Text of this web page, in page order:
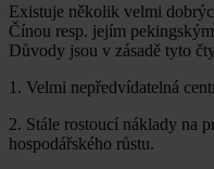
Existuje několik velmi
Čínou resp. jejím
Důvody jsou v zásadě tyto
1. Velmi nepředvídatelná
2. Stále rostoucí náklady na
hospodářského růstu.